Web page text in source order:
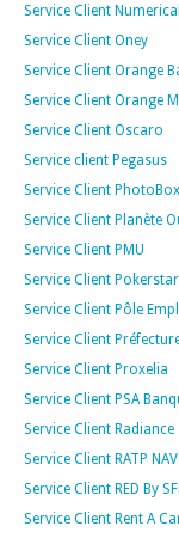
Service Client
Service Client Oney
Service Client Orange
Service Client Orange
Service Client Oscaro
Service client Pegasus
Service Client PhotoBox
Service Client Planète
Service Client PMU
Service Client
Service Client Pôle
Service Client
Service Client Proxelia
Service Client PSA
Service Client Radiance
Service Client RATP
Service Client RED By
Service Client Rent A